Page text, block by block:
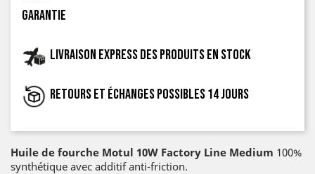
garantie
Livraison express des produits en stock
Retours et échanges possibles 14 jours
Huile de fourche Motul 10W Factory Line Medium 100%
synthétique avec additif anti-friction.